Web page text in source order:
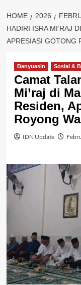
HOME 2026
HADIRI ISRA MI’RAJ
APRESIASI GOTONG
Banyuasin Sosial &
Camat
Mi’raj di
Residen,
Royong
IDN Update